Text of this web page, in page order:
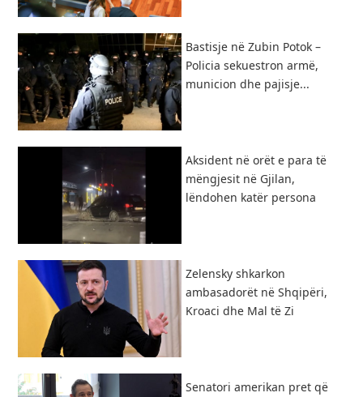
Bastisje në Zubin Potok –
Policia sekuestron armë,
municion dhe pajisje...
Aksident në orët e para të
mëngjesit në Gjilan,
lëndohen katër persona
Zelensky shkarkon
ambasadorët në Shqipëri,
Kroaci dhe Mal të Zi
Senatori amerikan pret që